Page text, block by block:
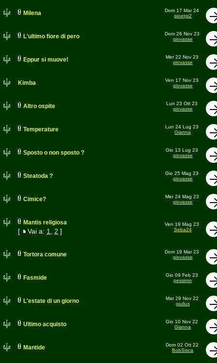
Milena
Dom 17 Mar 24
gioetgi2
L'ultimo fiore di pero
Dom 26 Nov 23
giovasse
Eppur si muove!
Mer 22 Nov 23
giovasse
Kimba
Ven 17 Nov 23
giovasse
Altro ospite
Lun 23 Ott 23
giovasse
Temperature
Lun 24 Lug 23
Gianna
Sposto o non sposto ?
Gio 13 Lug 23
giovasse
Steatoda ?
Gio 25 Mag 23
giovasse
Cimice?
Mer 24 Mag 23
giovasse
Mantis religiosa
[ Vai a: 1 2 ]
Ven 19 Mag 23
Seba24
Tortora comune
Dom 19 Mar 23
giovasse
Fasmide
Gio 09 Feb 23
pessimo
L'estate di un giorno
Mar 29 Nov 22
giulius
Ultimo acquisto
Gio 10 Nov 22
Gianna
Mantide
Dom 02 Ott 22
BobSisca